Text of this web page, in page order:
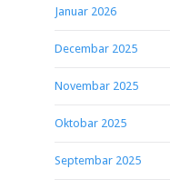
Januar 2026
Decembar 2025
Novembar 2025
Oktobar 2025
Septembar 2025